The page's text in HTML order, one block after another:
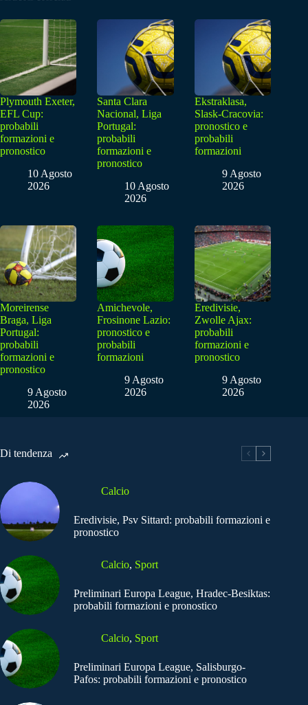
Plymouth Exeter,
EFL Cup:
probabili
formazioni e
pronostico
10 Agosto
2026
Santa Clara
Nacional, Liga
Portugal:
probabili
formazioni e
pronostico
10 Agosto
2026
Ekstraklasa,
Slask-Cracovia:
pronostico e
probabili
formazioni
9 Agosto
2026
Moreirense
Braga, Liga
Portugal:
probabili
formazioni e
pronostico
9 Agosto
2026
Amichevole,
Frosinone Lazio:
pronostico e
probabili
formazioni
9 Agosto
2026
Eredivisie,
Zwolle Ajax:
probabili
formazioni e
pronostico
9 Agosto
2026
Di tendenza
Calcio
Eredivisie, Psv Sittard: probabili formazioni e
pronostico
Calcio, Sport
Preliminari Europa League, Hradec-Besiktas:
probabili formazioni e pronostico
Calcio, Sport
Preliminari Europa League, Salisburgo-
Pafos: probabili formazioni e pronostico